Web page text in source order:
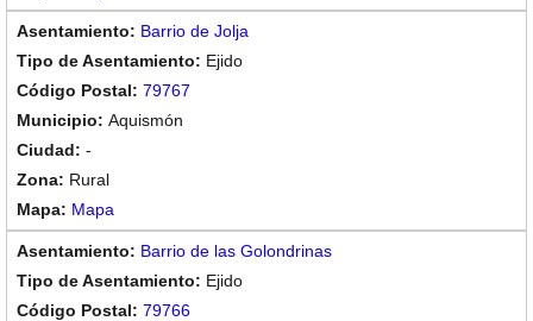
Barrio de Jolja
Ejido
79767
Aquismón
-
Rural
Mapa
Barrio de las Golondrinas
Ejido
79766